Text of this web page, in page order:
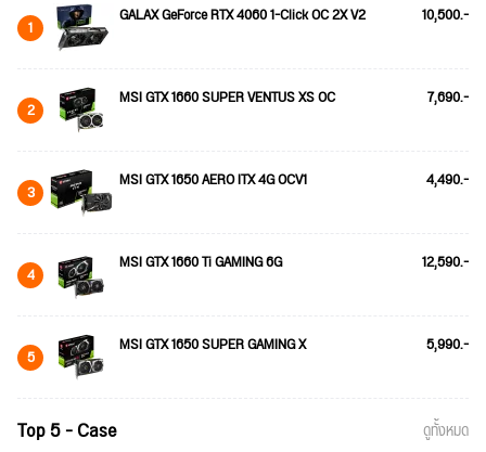
1 GALAX GeForce RTX 4060 1-Click OC 2X V2 10,500.-
2 MSI GTX 1660 SUPER VENTUS XS OC 7,690.-
3 MSI GTX 1650 AERO ITX 4G OCV1 4,490.-
4 MSI GTX 1660 Ti GAMING 6G 12,590.-
5 MSI GTX 1650 SUPER GAMING X 5,990.-
Top 5 - Case ดูทั้งหมด